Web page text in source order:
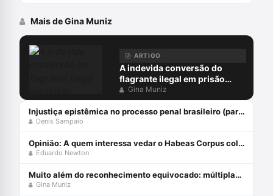
Mais de Gina Muniz
ARTIGO
A indevida conversão do
flagrante ilegal em prisão
preventiva
Gina Muniz
Injustiça epistêmica no processo penal brasileiro (parte 1)
Denis Sampaio
Opinião: A quem interessa vedar o Habeas Corpus coletivo?
Eduardo Newton
Muito além do reconhecimento equivocado: múltiplas facetas do erro judiciário
Gina Muniz